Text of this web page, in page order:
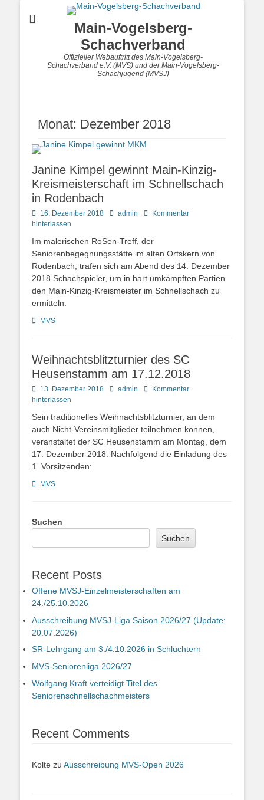
Main-Vogelsberg-
Schachverband
Offizieller Webauftritt des Main-Vogelsberg-
Schachverband e.V. (MVS) und der Main-Vogelsberg-
Schachjugend (MVSJ)
Monat: Dezember 2018
Janine Kimpel gewinnt Main-Kinzig-
Kreismeisterschaft im Schnellschach
in Rodenbach
Posted
on
16. Dezember 2018 Autoradmin
Kommentar
hinterlassen
Im malerischen RoSen-Treff, der
Seniorenbegegnungsstätte im alten Ortskern von
Rodenbach, trafen sich am Abend des 14. Dezember
2018 Schachspieler, um in hart umkämpften Partien
den Main-Kinzig-Kreismeister im Schnellschach zu
ermitteln.
Kategorien
MVS
Weihnachtsblitzturnier des SC
Heusenstamm am 17.12.2018
Posted
on
13. Dezember 2018 Autoradmin
Kommentar
hinterlassen
Sein traditionelles Weihnachtsblitzturnier, an dem
auch Nicht-Vereinsmitglieder teilnehmen können,
veranstaltet der SC Heusenstamm am Montag, dem
17. Dezember 2018. Nachfolgend die Einladung des
1. Vorsitzenden:
Kategorien
MVS
Suchen
Suchen
Recent Posts
Offene MVSJ-Einzelmeisterschaften am
24./25.10.2026
Ausschreibung MVSJ-Liga Saison 2026/27 (Update:
20.07.2026)
SR-Lehrgang am 3./4.10.2026 in Schlüchtern
MVS-Seniorenliga 2026/27
Wolfgang Kraft verteidigt Titel des
Seniorenschnellschachmeisters
Recent Comments
Kolte zu Ausschreibung MVS-Open 2026